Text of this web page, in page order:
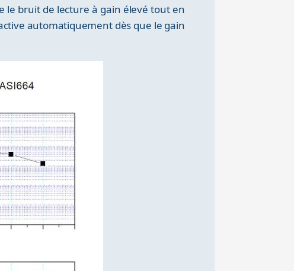
le bruit de lecture à gain élevé tout en
automatiquement dès que le gain